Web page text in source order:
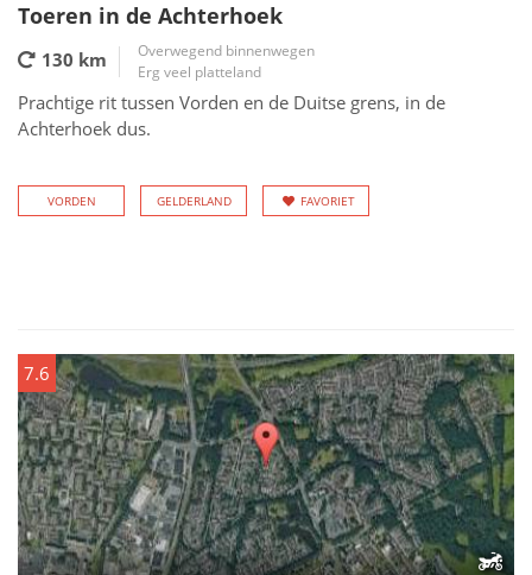
Toeren in de Achterhoek
130 km
Overwegend binnenwegen
Erg veel platteland
Prachtige rit tussen Vorden en de Duitse grens, in de
Achterhoek dus.
VORDEN GELDERLAND FAVORIET
7.6